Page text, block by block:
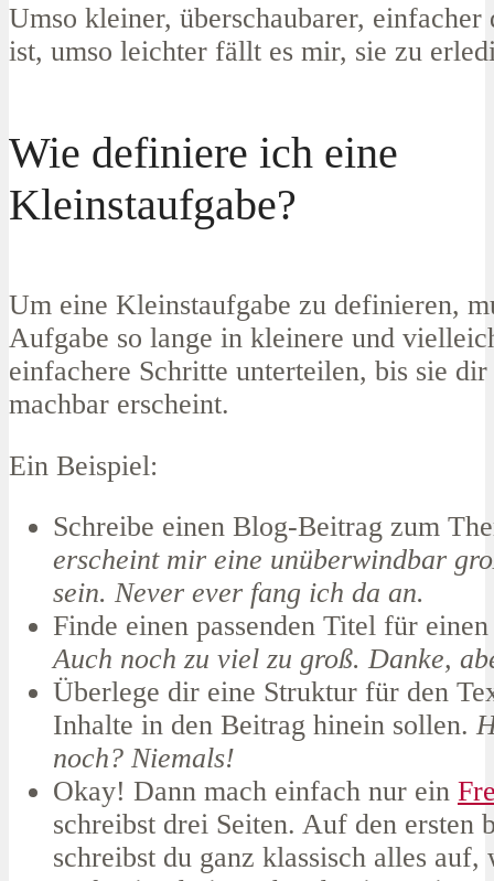
Umso kleiner, überschaubarer, einfacher
ist, umso leichter fällt es mir, sie zu
Wie definiere ich eine
Kleinstaufgabe?
Um eine Kleinstaufgabe zu definieren,
Aufgabe so lange in kleinere und
einfachere Schritte unterteilen, bis sie
machbar erscheint.
Ein Beispiel:
Schreibe einen Blog-Beitrag zum
erscheint mir eine unüberwindbar
sein. Never ever fang ich da an.
Finde einen passenden Titel für
Auch noch zu viel zu groß. Danke,
Überlege dir eine Struktur für den
Inhalte in den Beitrag hinein sollen.
noch? Niemals!
Okay! Dann mach einfach nur ein
schreibst drei Seiten. Auf den ersten
schreibst du ganz klassisch alles